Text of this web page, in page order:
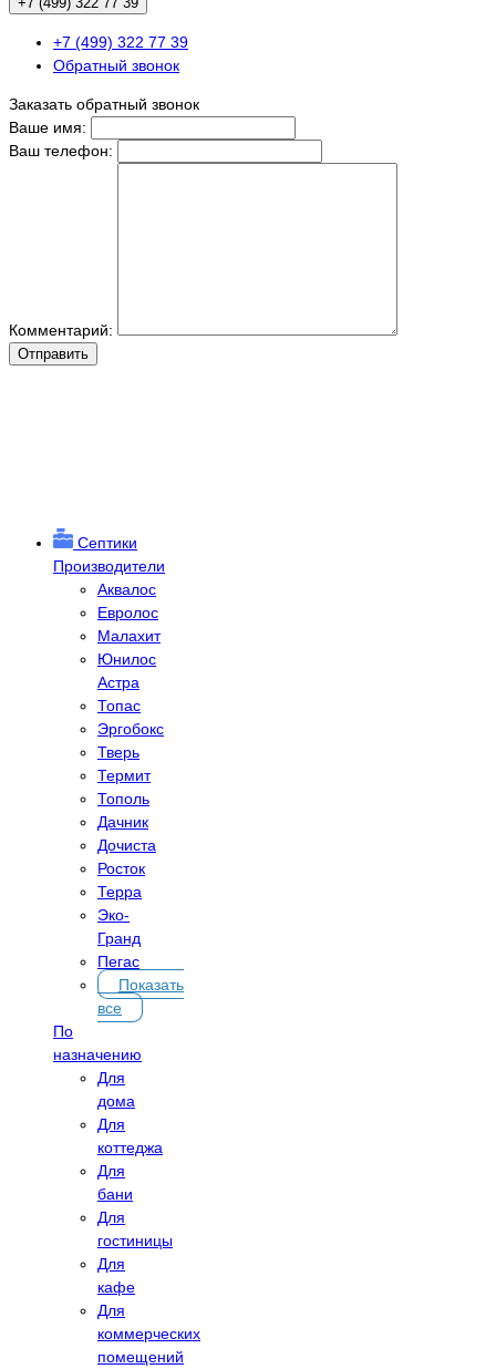
+7 (499) 322 77 39
Обратный звонок
Заказать обратный звонок
Ваше имя:
Ваш телефон:
Комментарий:
Отправить
Септики
Производители
Аквалос
Евролос
Малахит
Юнилос
Астра
Топас
Эргобокс
Тверь
Термит
Тополь
Дачник
Дочиста
Росток
Терра
Эко-
Гранд
Пегас
Показать
все
По
назначению
Для
дома
Для
коттеджа
Для
бани
Для
гостиницы
Для
кафе
Для
коммерческих
помещений